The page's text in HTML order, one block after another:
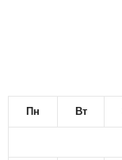
Пн Вт